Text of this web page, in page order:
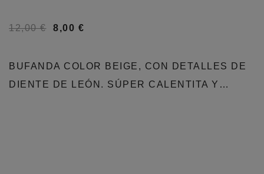
12,00€ 8,00 €
BUFANDA COLOR BEIGE, CON DETALLES DE
DIENTE DE LEÓN. SÚPER CALENTITA Y…